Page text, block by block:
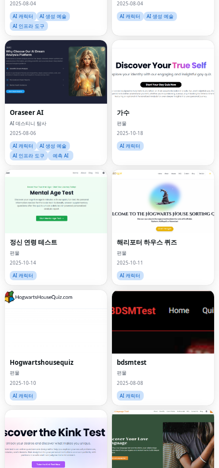
2025-08-04
AI 캐릭터
AI 생성 예술
AI 인프라 도구
2025-08-04
AI 캐릭터
AI 생성 예술
Oraseer AI
AI 데스티니 탐사
2025-08-06
AI 캐릭터
AI 생성 예술
AI 인프라 도구
예측 AI
가수
편물
2025-10-18
AI 캐릭터
정신 연령 테스트
편물
2025-10-14
AI 캐릭터
해리포터 하우스 퀴즈
편물
2025-10-11
AI 캐릭터
Hogwartshousequiz
편물
2025-10-10
AI 캐릭터
bdsmtest
편물
2025-08-08
AI 캐릭터